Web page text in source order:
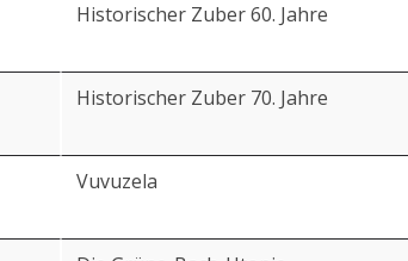
Historischer Zuber 60. Jahre
Historischer Zuber 70. Jahre
Vuvuzela